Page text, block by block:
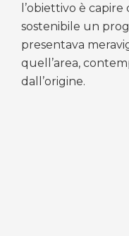
l’obiettivo è
sostenibile un
presentava
quell’area,
dall’origine.